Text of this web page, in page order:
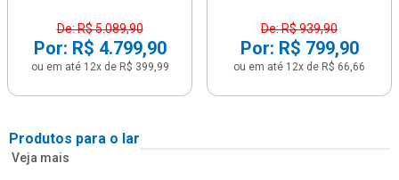
De: R$ 5.089,90
Por: R$ 4.799,90
ou em até 12x de R$ 399,99
De: R$ 939,90
Por: R$ 799,90
ou em até 12x de R$ 66,66
Produtos para o lar
Veja mais